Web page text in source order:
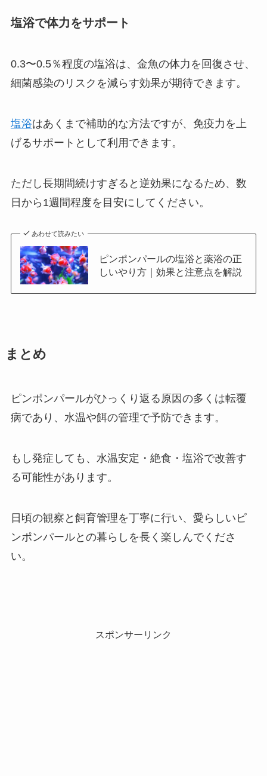
塩浴で体力をサポート
0.3〜0.5％程度の塩浴は、金魚の体力を回復させ、
細菌感染のリスクを減らす効果が期待できます。
塩浴はあくまで補助的な方法ですが、免疫力を上
げるサポートとして利用できます。
ただし長期間続けすぎると逆効果になるため、数
日から1週間程度を目安にしてください。
あわせて読みたい
ピンポンパールの塩浴と薬浴の正
しいやり方｜効果と注意点を解説
まとめ
ピンポンパールがひっくり返る原因の多くは転覆
病であり、水温や餌の管理で予防できます。
もし発症しても、水温安定・絶食・塩浴で改善す
る可能性があります。
日頃の観察と飼育管理を丁寧に行い、愛らしいピ
ンポンパールとの暮らしを長く楽しんでくださ
い。
スポンサーリンク